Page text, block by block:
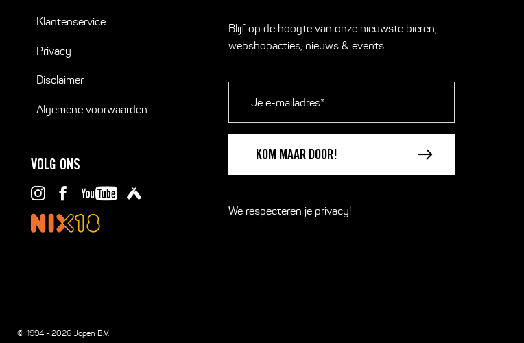
Klantenservice
Privacy
Disclaimer
Algemene voorwaarden
VOLG ONS
Blijf op de hoogte van onze nieuwste bieren,
webshopacties, nieuws & events.
mailadres *
We respecteren je privacy!
© 1994 - 2026 Jopen B.V.